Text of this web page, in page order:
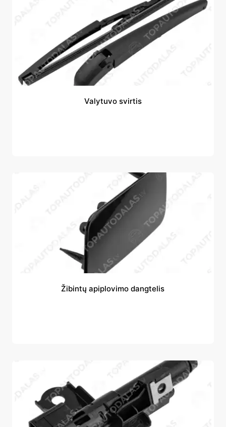
Valytuvo svirtis
Žibintų apiplovimo dangtelis